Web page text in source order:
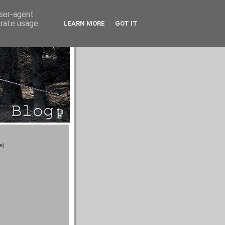
agent
usage
LEARN MORE GOT IT